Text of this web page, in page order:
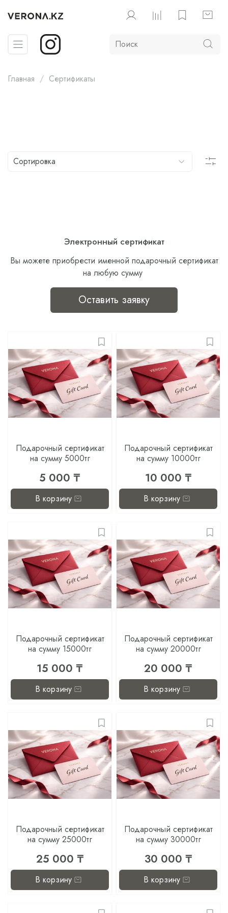
Главная Сертификаты
Электронный сертификат
Вы можете приобрести именной подарочный сертификат
на любую сумму
Оставить заявку
Подарочный сертификат
на сумму 5000тг
5 000 ₸
В корзину
Подарочный сертификат
на сумму 10000тг
10 000 ₸
В корзину
Подарочный сертификат
на сумму 15000тг
15 000 ₸
В корзину
Подарочный сертификат
на сумму 20000тг
20 000 ₸
В корзину
Подарочный сертификат
на сумму 25000тг
25 000 ₸
В корзину
Подарочный сертификат
на сумму 30000тг
30 000 ₸
В корзину